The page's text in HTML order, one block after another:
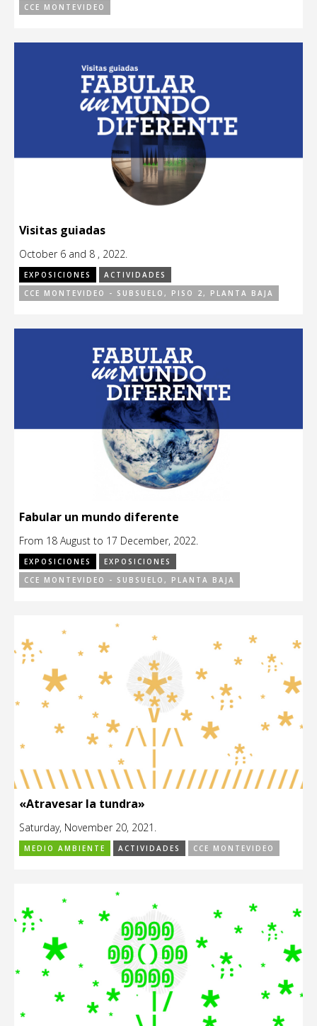
CCE MONTEVIDEO
Visitas guiadas
October 6 and 8 , 2022.
EXPOSICIONES
ACTIVIDADES
CCE MONTEVIDEO - SUBSUELO, PISO 2, PLANTA BAJA
Fabular un mundo diferente
From 18 August to 17 December, 2022.
EXPOSICIONES
EXPOSICIONES
CCE MONTEVIDEO - SUBSUELO, PLANTA BAJA
«Atravesar la tundra»
Saturday, November 20, 2021.
MEDIO AMBIENTE ACTIVIDADES CCE MONTEVIDEO